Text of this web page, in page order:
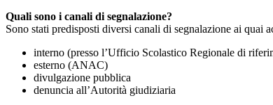
Quali sono i canali di segnalazione?
Sono stati predisposti diversi canali di segnalazione ai quai
interno (presso l’Ufficio Scolastico Regionale di
esterno (ANAC)
divulgazione pubblica
denuncia all’Autorità giudiziaria